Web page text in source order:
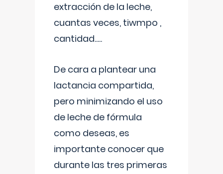
extracción de la leche,
cuantas veces, tiwmpo ,
cantidad.....
De cara a plantear una
lactancia compartida,
pero minimizando el uso
de leche de fórmula
como deseas, es
importante conocer que
durante las tres primeras